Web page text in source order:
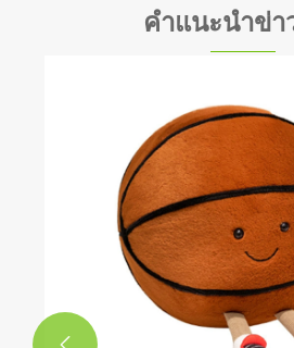
คำแนะนำข่า
ทำไมสกินของเล่นยัดไส้เป็นเ
ของเล่นตุ๊กตา
ดูเพิ่มเติม >>